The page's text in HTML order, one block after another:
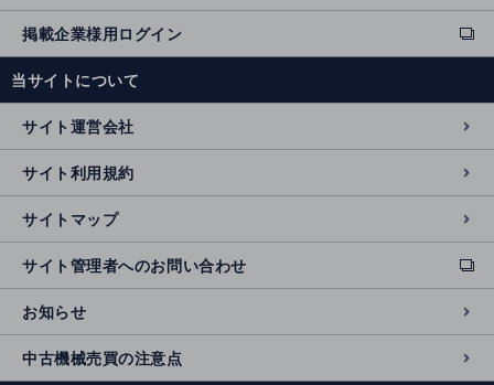
掲載企業様用ログイン
ext
e
n
al
si
t
e
当サイトについて
サイト運営会社
サイト利用規約
サイトマップ
サイト管理者へのお問い合わせ
ext
e
r
n
al
お知らせ
中古機械売買の注意点